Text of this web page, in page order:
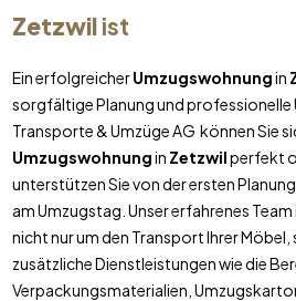
Zetzwilist
Ein erfolgreicherUmzugswohnungin
sorgfältige Planung und professionelle
Transporte & Umzüge AG können Sie
Umzugswohnungin Zetzwilperfekt
unterstützen Sie von der ersten
am Umzugstag. Unser erfahrenes Team
nicht nur um den Transport Ihrer
zusätzliche Dienstleistungen wie die
Verpackungsmaterialien,